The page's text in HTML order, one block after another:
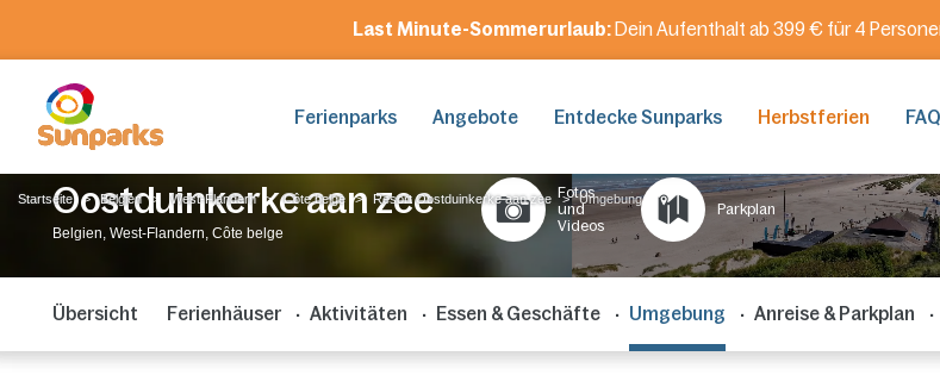
Last Minute-Sommerurlaub:Dein Aufenthalt ab 399 € für 4
Ferienparks Angebote Entdecke Sunparks Herbstferien FAQ
Startseite Belgien West-Flandern Côte belge Resort Oostduinkerke aan zee Umgebung
Oostduinkerke aan zee
Belgien, West-Flandern, Côte belge
Fotos
und
Videos
Parkplan
Übersicht Ferienhäuser Aktivitäten Essen & Geschäfte Umgebung Anreise & Parkplan